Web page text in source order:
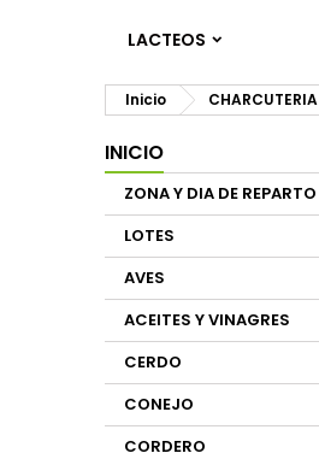
LACTEOS
Inicio CHARCUTERIA
INICIO
ZONA Y DIA DE REPARTO
LOTES
AVES
ACEITES Y VINAGRES
CERDO
CONEJO
CORDERO